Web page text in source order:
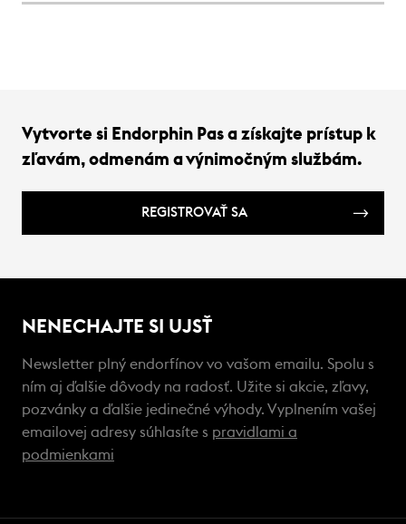
Vytvorte si Endorphin Pas a získajte prístup k
zľavám, odmenám a výnimočným službám.
REGISTROVAŤ SA
NENECHAJTE SI UJSŤ
Newsletter plný endorfínov vo vašom emailu. Spolu s
ním aj ďalšie dôvody na radosť. Užite si akcie, zľavy,
pozvánky a ďalšie jedinečné výhody. Vyplnením vašej
emailovej adresy súhlasíte s pravidlami a
podmienkami